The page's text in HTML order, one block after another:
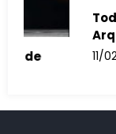
Todos os
Arquivo
11/02/2024